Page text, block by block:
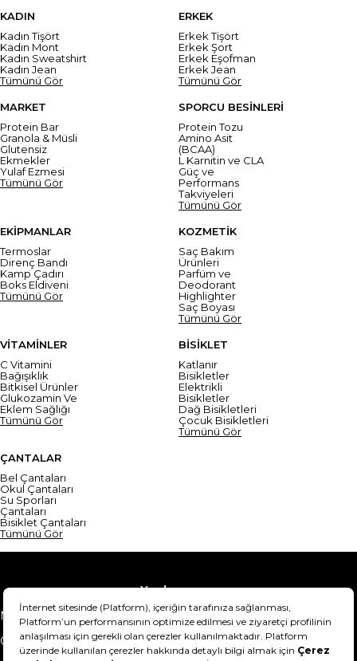
KADIN
Kadın Tişört
Kadın Mont
Kadın Sweatshirt
Kadın Jean
Tümünü Gör
ERKEK
Erkek Tişört
Erkek Şort
Erkek Eşofman
Erkek Jean
Tümünü Gör
MARKET
Protein Bar
Granola & Müsli
Glutensiz
Ekmekler
Yulaf Ezmesi
Tümünü Gör
SPORCU BESİNLERİ
Protein Tozu
Amino Asit
(BCAA)
L Karnitin ve CLA
Güç ve
Performans
Takviyeleri
Tümünü Gör
EKİPMANLAR
Termoslar
Direnç Bandı
Kamp Çadırı
Boks Eldiveni
Tümünü Gör
KOZMETİK
Saç Bakım
Ürünleri
Parfüm ve
Deodorant
Highlighter
Saç Boyası
Tümünü Gör
VİTAMİNLER
C Vitamini
Bağışıklık
Bitkisel Ürünler
Glukozamin Ve
Eklem Sağlığı
Tümünü Gör
BİSİKLET
Katlanır
Bisikletler
Elektrikli
Bisikletler
Dağ Bisikletleri
Çocuk Bisikletleri
Tümünü Gör
ÇANTALAR
Bel Çantaları
Okul Çantaları
Su Sporları
Çantaları
Bisiklet Çantaları
Tümünü Gör
Yardım
Mesafeli Satış Sözleşmesi
Teslimat Bilgisi
Gizlilik Sözleşmesi
Şartlar & Koşullar